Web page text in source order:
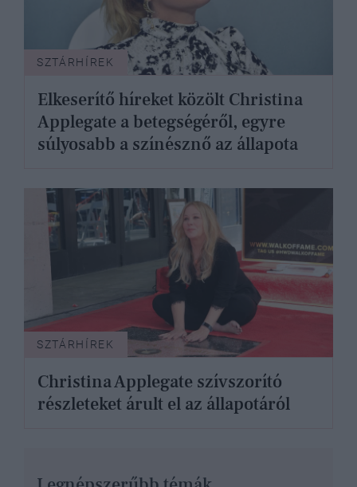
SZTÁRHÍREK
Elkeserítő híreket közölt Christina
Applegate a betegségéről, egyre
súlyosabb a színésznő az állapota
SZTÁRHÍREK
Christina Applegate szívszorító
részleteket árult el az állapotáról